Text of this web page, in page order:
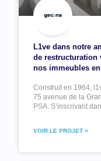
L1ve dans notre
de restructuration
nos immeubles
Construit en 1964,
75 avenue de la
PSA. S’inscrivant
VOIR LE PROJET >